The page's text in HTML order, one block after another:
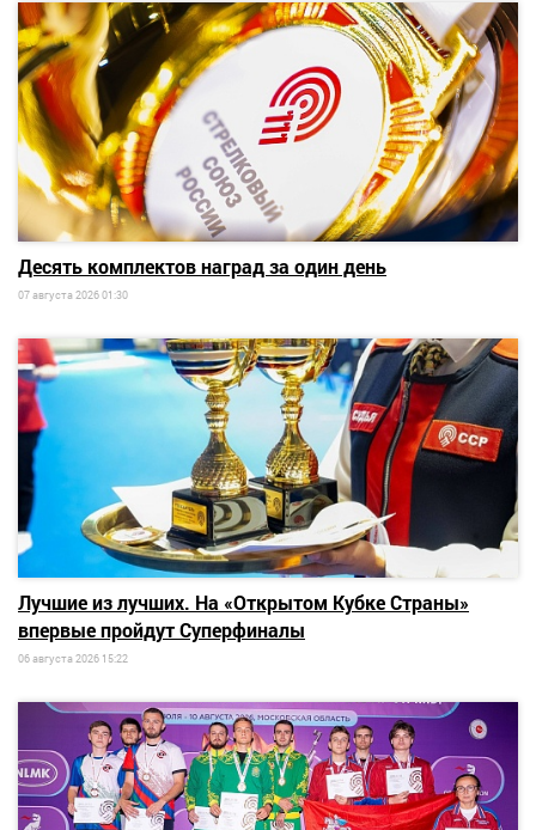
Десять комплектов наград за один день
07 августа 2026 01:30
Лучшие из лучших. На «Открытом Кубке Страны»
впервые пройдут Суперфиналы
06 августа 2026 15:22